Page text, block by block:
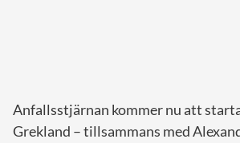
Anfallsstjärnan kommer nu att
Grekland – tillsammans med